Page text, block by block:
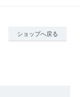
ショップへ戻る